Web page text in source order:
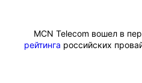
MCN Telecom вошел в
рейтинга российских